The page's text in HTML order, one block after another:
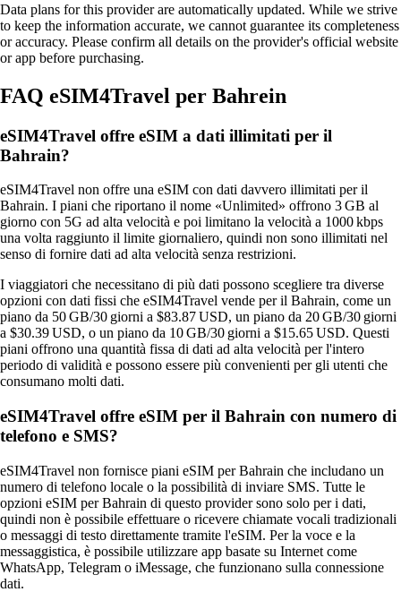
Data plans for this provider are automatically updated. While we strive
to keep the information accurate, we cannot guarantee its completeness
or accuracy. Please confirm all details on the provider's official website
or app before purchasing.
FAQ eSIM4Travel per Bahrein
eSIM4Travel offre eSIM a dati illimitati per il
Bahrain?
eSIM4Travel non offre una eSIM con dati davvero illimitati per il
Bahrain. I piani che riportano il nome «Unlimited» offrono 3 GB al
giorno con 5G ad alta velocità e poi limitano la velocità a 1000 kbps
una volta raggiunto il limite giornaliero, quindi non sono illimitati nel
senso di fornire dati ad alta velocità senza restrizioni.
I viaggiatori che necessitano di più dati possono scegliere tra diverse
opzioni con dati fissi che eSIM4Travel vende per il Bahrain, come un
piano da 50 GB/30 giorni a $83.87 USD, un piano da 20 GB/30 giorni
a $30.39 USD, o un piano da 10 GB/30 giorni a $15.65 USD. Questi
piani offrono una quantità fissa di dati ad alta velocità per l'intero
periodo di validità e possono essere più convenienti per gli utenti che
consumano molti dati.
eSIM4Travel offre eSIM per il Bahrain con numero di
telefono e SMS?
eSIM4Travel non fornisce piani eSIM per Bahrain che includano un
numero di telefono locale o la possibilità di inviare SMS. Tutte le
opzioni eSIM per Bahrain di questo provider sono solo per i dati,
quindi non è possibile effettuare o ricevere chiamate vocali tradizionali
o messaggi di testo direttamente tramite l'eSIM. Per la voce e la
messaggistica, è possibile utilizzare app basate su Internet come
WhatsApp, Telegram o iMessage, che funzionano sulla connessione
dati.